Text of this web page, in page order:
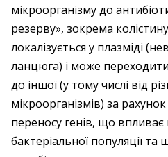
мікроорганізму до
резерву», зокрема
локалізується у плазміді
ланцюга) і може переходити
до іншої (у тому числі від
мікроорганізмів) за
переносу генів, що впливає
бактеріальної популяції